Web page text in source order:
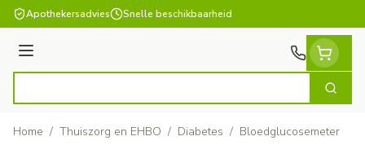
Ga naar de inhoud
Apothekersadvies Snelle beschikbaarheid
Menu
Zoek
Home / Thuiszorg en EHBO / Diabetes / Bloedglucosemeter